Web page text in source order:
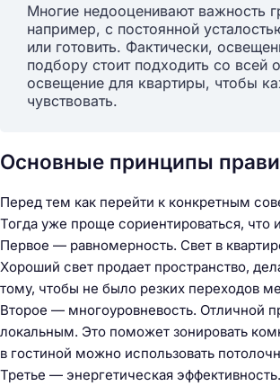
Многие недооценивают важность
например, с постоянной
или готовить. Фактически,
подбору стоит подходить со всей
освещение для квартиры, чтобы
чувствовать.
Основные принципы
Перед тем как перейти к конкретным
Тогда уже проще сориентироваться, что
Первое — равномерность. Свет в
Хороший свет продает пространство,
тому, чтобы не было резких переходов
Второе — многоуровневость. Отличной
локальным. Это поможет зонировать
в гостиной можно использовать
Третье — энергетическая